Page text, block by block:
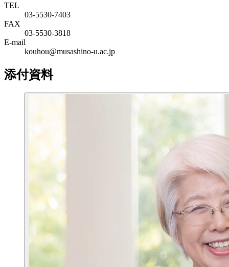
TEL
03-5530-7403
FAX
03-5530-3818
E-mail
kouhou@musashino-u.ac.jp
添付資料